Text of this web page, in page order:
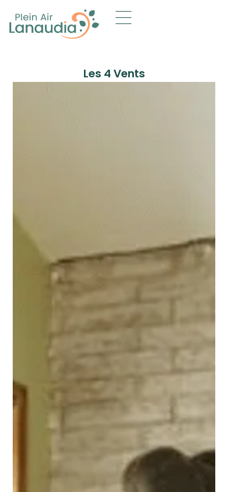
Les 4 Vents